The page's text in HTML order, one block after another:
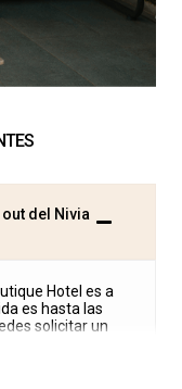
del Nivia
Hotel es a
es hasta las
solicitar un
late check out